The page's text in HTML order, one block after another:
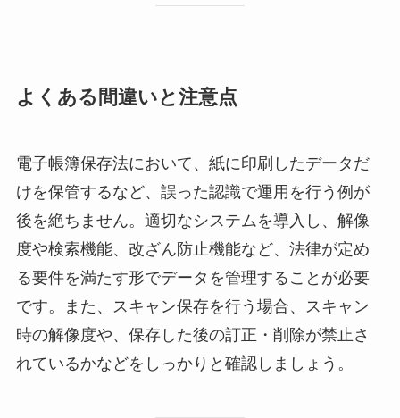
よくある間違いと注意点
電子帳簿保存法において、紙に印刷したデータだ
けを保管するなど、誤った認識で運用を行う例が
後を絶ちません。適切なシステムを導入し、解像
度や検索機能、改ざん防止機能など、法律が定め
る要件を満たす形でデータを管理することが必要
です。また、スキャン保存を行う場合、スキャン
時の解像度や、保存した後の訂正・削除が禁止さ
れているかなどをしっかりと確認しましょう。